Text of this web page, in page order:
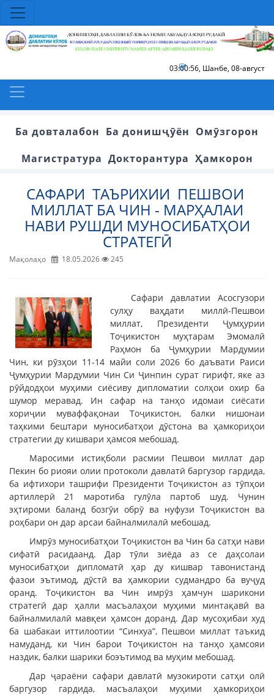
03:00:57, Шанбе, 08-август
Ба довталабон Ба донишҷӯён Омӯзгорон
Магистратура Докторантура Ҳамкорон
САФАРИ ТАЪРИХИИ ПЕШВОИ
МИЛЛАТ БА ЧИН - МАРҲАЛАИ
НАВИ РУШДИ МУНОСИБАТҲОИ
СТРАТЕГӢ
Мақолаҳо 18.05.2026 245
Сафари давлатии Асосгузори
сулҳу ваҳдати миллӣ-Пешвои
миллат, Президенти Ҷумҳурии
Тоҷикистон муҳтарам Эмомалӣ
Раҳмон ба Ҷумҳурии Мардумии
Чин, ки рӯзҳои 11-14 майи соли 2026 бо даъвати Раиси
Ҷумҳурии Мардумии Чин Си Ҷинпин сурат гирифт, яке аз
рӯйдодҳои муҳими сиёсиву дипломатии солҳои охир ба
шумор меравад. Ин сафар на танҳо идомаи сиёсати
хориҷии муваффақонаи Тоҷикистон, балки нишонаи
таҳкими бештари муносибатҳои дӯстона ва ҳамкориҳои
стратегии ду кишвари ҳамсоя мебошад.
Маросими истиқболи расмии Пешвои миллат дар
Пекин бо риояи олии протоколи давлатӣ баргузор гардида,
ба ифтихори ташрифи Президенти Тоҷикистон аз тӯпҳои
артиллерӣ 21 маротиба гулӯла партоб шуд. Чунин
эҳтироми баланд бозгӯи обрӯ ва нуфузи Тоҷикистон ва
роҳбари он дар арсаи байналмилалӣ мебошад.
Имрӯз муносибатҳои Тоҷикистон ва Чин ба сатҳи нави
сифатӣ расидаанд. Дар тӯли зиёда аз се даҳсолаи
муносибатҳои дипломатӣ ҳар ду кишвар тавонистанд
фазои эътимод, дӯстӣ ва ҳамкории судмандро ба вуҷуд
оранд. Тоҷикистон ва Чин имрӯз ҳамчун шарикони
стратегӣ дар ҳалли масъалаҳои муҳими минтақавӣ ва
байналмилалӣ мавқеи ҳамсон доранд. Дар мусоҳибаи худ
ба шабакаи иттилоотии “Синхуа”, Пешвои миллат таъкид
намуданд, ки Чин барои Тоҷикистон на танҳо ҳамсояи
наздик, балки шарики боэътимод ва муҳим мебошад.
Дар ҷараёни сафари давлатӣ музокироти сатҳи олӣ
баргузор гардида, масъалаҳои муҳими ҳамкориҳои